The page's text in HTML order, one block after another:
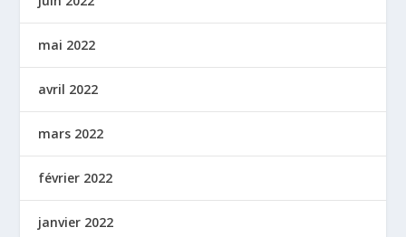
mai 2022
avril 2022
mars 2022
février 2022
janvier 2022